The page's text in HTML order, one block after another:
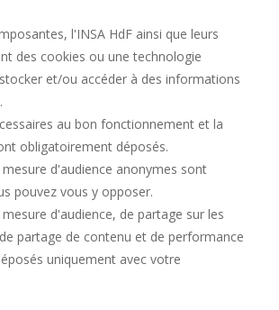
+
CONFORME
l'INSA HdF ainsi que leurs
des cookies ou une technologie
et/ou accéder à des informations
au bon fonctionnement et la
obligatoirement déposés.
d'audience anonymes sont
pouvez vous y opposer.
d'audience, de partage sur les
partage de contenu et de performance
uniquement avec votre